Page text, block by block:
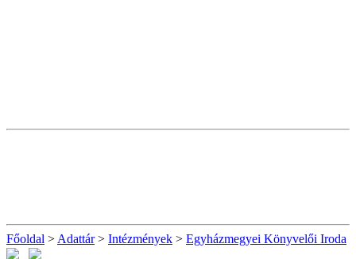
Főoldal > Adattár> Intézmények > Egyházmegyei Könyvelői Iroda